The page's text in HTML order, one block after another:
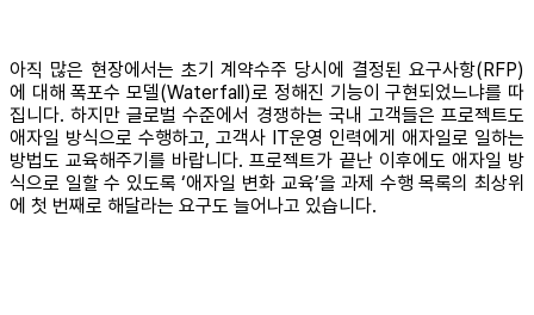
아직 많은 현장에서는 초기 계약수주 당시에 결정된 요구사항(RFP)
에 대해 폭포수 모델(Waterfall)로 정해진 기능이 구현되었느냐를 따
집니다. 하지만 글로벌 수준에서 경쟁하는 국내 고객들은 프로젝트도
애자일 방식으로 수행하고, 고객사 IT운영 인력에게 애자일로 일하는
방법도 교육해주기를 바랍니다. 프로젝트가 끝난 이후에도 애자일 방
식으로 일할 수 있도록 ‘애자일 변화 교육’을 과제 수행 목록의 최상위
에 첫 번째로 해달라는 요구도 늘어나고 있습니다.